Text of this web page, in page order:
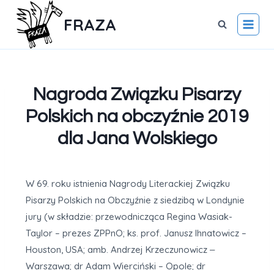
FRAZA
Nagroda Związku Pisarzy
Polskich na obczyźnie 2019
dla Jana Wolskiego
W 69. roku istnienia Nagrody Literackiej Związku
Pisarzy Polskich na Obczyźnie z siedzibą w Londynie
jury (w składzie: przewodnicząca Regina Wasiak-
Taylor – prezes ZPPnO; ks. prof. Janusz Ihnatowicz –
Houston, USA; amb. Andrzej Krzeczunowicz ‒
Warszawa; dr Adam Wierciński – Opole; dr